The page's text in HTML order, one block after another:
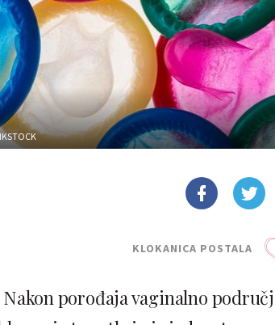
KLOKANICA POSTALA
Nakon porođaja vaginalno